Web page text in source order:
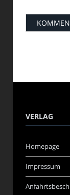
VERLAG
Homepage
Impressum